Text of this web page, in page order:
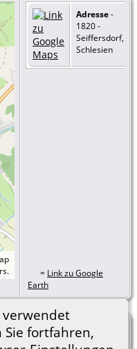
verwendet
Sie fortfahren,
Adresse-
1820 -
Seiffersdorf,
Schlesien
= Link zu Google
Earth
seiffersdorf